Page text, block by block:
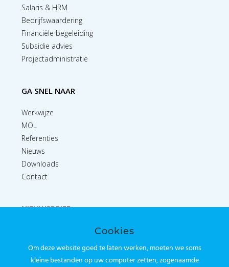
Salaris & HRM
Bedrijfswaardering
Financiële begeleiding
Subsidie advies
Projectadministratie
GA SNEL NAAR
Werkwijze
MOL
Referenties
Nieuws
Downloads
Contact
NIEUWSBRIEF
Cookies
Om deze website goed te laten werken, moeten we soms
kleine bestanden op uw computer zetten, zogenaamde